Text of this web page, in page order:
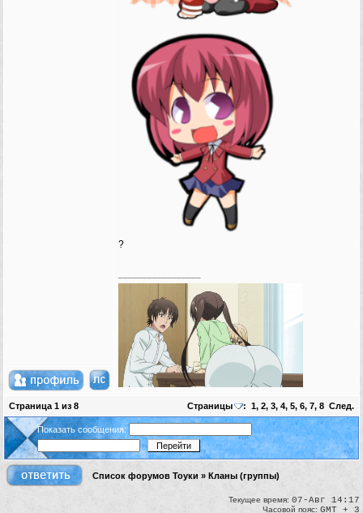
?
Страница 1 из 8 Страницы : 1, 2, 3, 4, 5, 6, 7, 8 След.
Показать сообщения:
Список форумов Тоуки » Кланы (группы)
Текущее время: 07-Авг 14:17
Часовой пояс: GMT + 3